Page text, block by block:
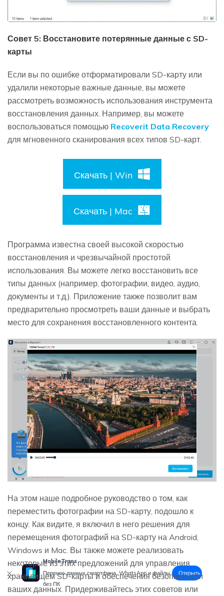
Совет 5: Восстановите потерянные данные с SD-
карты
Если вы по ошибке отформатировали SD-карту или
удалили некоторые важные данные, вы можете
рассмотреть возможность использования инструмента
восстановления данных. Например, вы можете
воспользоваться помощью Recoverit Data Recovery
для мгновенного сканирования всех типов SD-карт.
Скачать | Win
Скачать | Mac
Программа известна своей высокой скоростью
восстановления и чрезвычайной простотой
использования. Вы можете легко восстановить все
типы данных (например, фотографии, видео, аудио,
документы и т.д.). Приложение также позволит вам
предварительно просмотреть ваши данные и выбрать
место для сохранения восстановленного контента.
На этом наше подробное руководство о том, как
переместить фотографии на SD-карту, подошло к
концу. Как видите, я включил в него решения для
перемещения фотографий на SD-карту на Android,
Windows и Mac. Вы также можете реализовать
некоторые из этих предложений для управления
хранилищем SD-карты и обеспечения безопасности
ваших данных. Придерживайтесь этих советов или
MobileTrans
Перенос данных смартфона, WhatsApp и файлы
без ПК
Открыть